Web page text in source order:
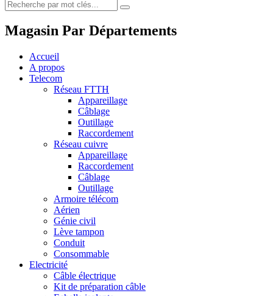
Magasin Par Départements
Accueil
A propos
Telecom
Réseau FTTH
Appareillage
Câblage
Outillage
Raccordement
Réseau cuivre
Appareillage
Raccordement
Câblage
Outillage
Armoire télécom
Aérien
Génie civil
Lève tampon
Conduit
Consommable
Electricité
Câble électrique
Kit de préparation câble